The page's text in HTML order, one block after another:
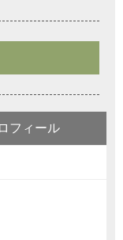
フィール